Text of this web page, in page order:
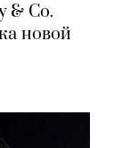
& Co.
новой